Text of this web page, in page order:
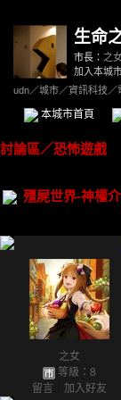
生命
市長： 之
加入本城
udn／城市／資訊科技／
本城市首頁
討論區／恐怖遊戲
殭屍世界-神權
之女
等級：8
留言
加入好友